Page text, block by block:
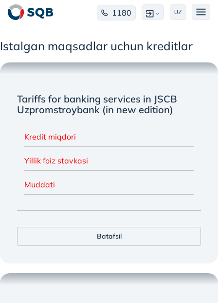
1180 UZ
Istalgan maqsadlar uchun kreditlar
Tariffs for banking services in JSCB
Uzpromstroybank (in new edition)
Kredit miqdori
Yillik foiz stavkasi
Muddati
Batafsil